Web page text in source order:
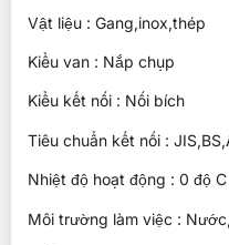
Vật liệu : Gang,inox,thép
Kiểu van : Nắp chụp
Kiểu kết nối : Nối bích
Tiêu chuẩn kết nối :
Nhiệt độ hoạt động : 0 độ
Môi trường làm việc :